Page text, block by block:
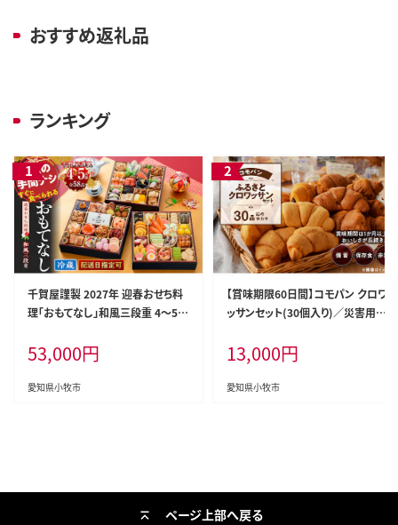
おすすめ返礼品
ランキング
千賀屋謹製 2027年 迎春おせち料
理「おもてなし」和風三段重 4～5人
おせち チルドおせち 年内配送おせ
ち 三段重おせち 数量限定おせち 新
春おせち 千賀屋謹製おせち 人気お
53,000円
愛知県小牧市
【賞味期限60日間】コモパン クロワ
ッサンセット(30個入り)／災害用備
［パンセット クロワッサンセット 人
気パンセット 人気クロワッサンセッ
ト 長持ちパン 長持ちクロワッサン
13,000円
愛知県小牧市
ページ上部へ戻る